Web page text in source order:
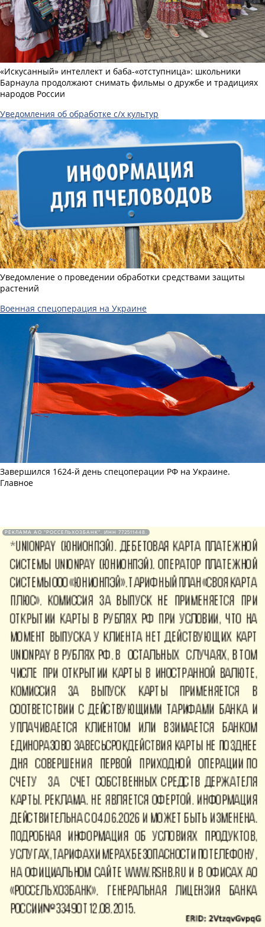
«Искусанный» интеллект и баба-«отступница»: школьники
Барнаула продолжают снимать фильмы о дружбе и традициях
народов России
Уведомления об обработке с/х культур
Уведомление о проведении обработки средствами защиты
растений
Военная спецоперация на Украине
Завершился 1624-й день спецоперации РФ на Украине.
Главное
РЕКЛАМА АО "РОССЕЛЬХОЗБАНК". ИНН 772511448.